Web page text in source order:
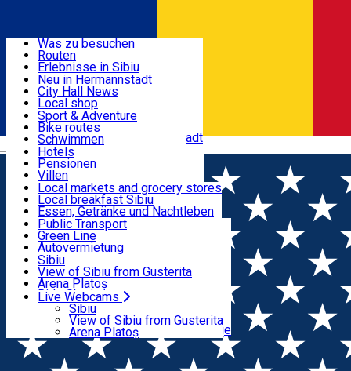
Română
Nützliche informationen
Aktivitäten & Abenteuer
Unterkunft
Essen, Getränke & Nachtleben
Transport & Parken
Live Webcams
Was zu besuchen
Routen
Erlebnisse in Sibiu
Podcast
Kultur
Museen
Kirchen
Parks, Zoo
Im Umkreis von Hermannstadt
Neu in Hermannstadt
City Hall News
Local shop
Sibiu Handwerker
Sibiul Verde
Public services
Bildung
Wie komme ich nach Sibiu?
Touristeninfo
Reiseführer
Guided tours
Local publication
Schönheitssalon
Sport & Adventure
Bike routes
Schwimmen
Reiten
Fitnessstudio
Loc de joacă indoor
Loc de joacă outdoor
Ski
Eislaufen
Yoga
Hotels
Pensionen
Villen
Hostels
Motels
Camping
Zimmer zu vermieten
Wohnungen
Unterkunft außerhalb von Sibiu
Local markets and grocery stores
Local breakfast Sibiu
Essen, Getränke und Nachtleben
Pizza
Fast Food
Kaffeestube
Konditorei
Pub, Bar
Nachtclubs
Bäckerei
Public Transport
Green Line
Autovermietung
Fahrad verleih
Scooter rentals
Taxi
Ride Sharing
Park-Tickets
Parkplätze
Ladestationen für Elektrofahrzeuge
Sibiu
View of Sibiu from Gusterita
Arena Platoș
Live Webcams
Sibiu
View of Sibiu from Gusterita
Arena Platoș
Home Scooter rentals
Scooter rentals